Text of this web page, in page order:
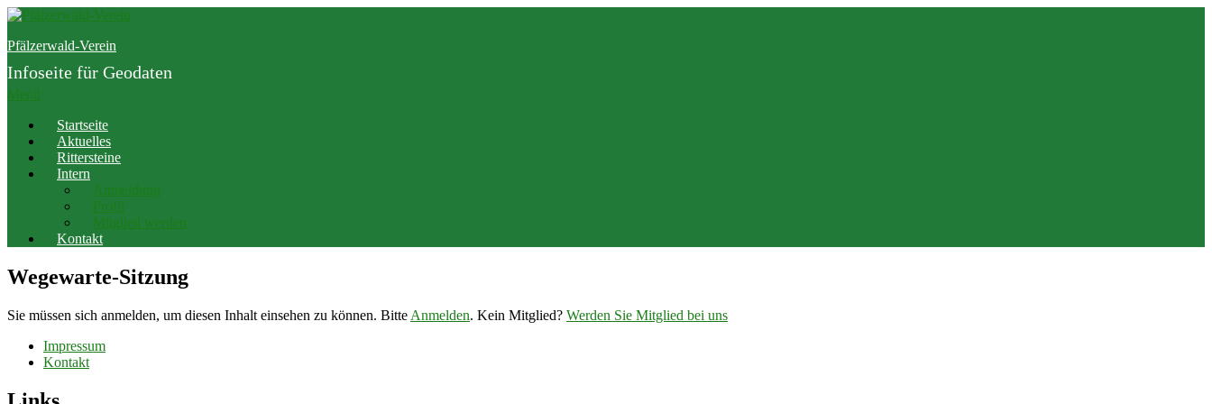
Zum
springen
Pfälzerwald-Verein
Infoseite für Geodaten
Menü
Startseite
Aktuelles
Rittersteine
Intern
Anmeldung
Profil
Mitglied werden
Kontakt
Wegewarte-Sitzung
Sie müssen sich anmelden, um diesen Inhalt einsehen zu können. Bitte Anmelden. Kein Mitglied? Werden Sie Mitglied bei uns
Impressum
Kontakt